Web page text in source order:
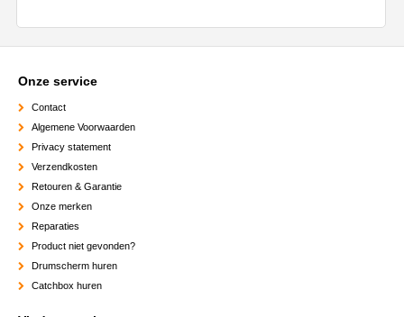
Onze service
Contact
Algemene Voorwaarden
Privacy statement
Verzendkosten
Retouren & Garantie
Onze merken
Reparaties
Product niet gevonden?
Drumscherm huren
Catchbox huren